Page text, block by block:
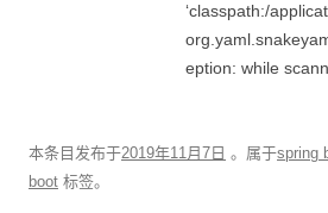
‘classpath:/
eption: while
本条目发布于2019年11月7日 。属于spring
boot 标签。